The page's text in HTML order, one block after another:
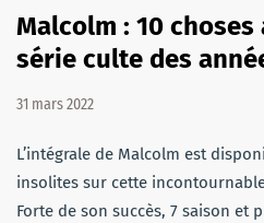
Malcolm : 10
série culte des
31 mars 2022
L’intégrale de Malcolm est
insolites sur cette
Forte de son succès, 7 saison et